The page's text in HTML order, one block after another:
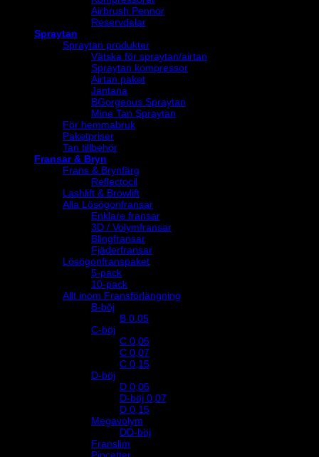
Airbrush Pennor
Reservdelar
Spraytan
Spraytan produkter
Vätska för spraytan/airtan
Spraytan kompressor
Airtan paket
Jantana
BGorgeous Spraytan
Mine Tan Spraytan
För hemmabruk
Paketpriser
Tan tillbehör
Fransar & Bryn
Frans & Brynfärg
Reflectocil
Lashlift & Browlift
Alla Lösögonfransar
Enklare fransar
3D / Volymfransar
Blingfransar
Fjäderfransar
Lösögonfranspaket
5-pack
10-pack
Allt inom Fransförlängning
B-böj
B 0.05
C-böj
C 0,05
C 0,07
C 0,15
D-böj
D 0,05
D-böj 0,07
D 0,15
Megavolym
DD-böj
Franslim